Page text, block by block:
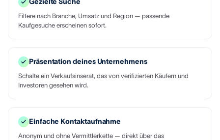
Gezielte Suche
Filtere nach Branche, Umsatz und Region — passende
Kaufgesuche erscheinen sofort.
Präsentation deines Unternehmens
Schalte ein Verkaufsinserat, das von verifizierten Käufern und
Investoren gesehen wird.
Einfache Kontaktaufnahme
Anonym und ohne Vermittlerkette — direkt über das